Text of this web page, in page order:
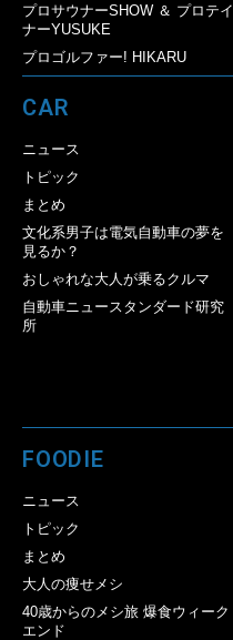
プロサウナーSHOW ＆ プロテイ
ナーYUSUKE
プロゴルファー! HIKARU
CAR
ニュース
トピック
まとめ
文化系男子は電気自動車の夢を
見るか？
おしゃれな大人が乗るクルマ
自動車ニュースタンダード研究
所
FOODIE
ニュース
トピック
まとめ
大人の痩せメシ
40歳からのメシ旅 爆食ウィーク
エンド